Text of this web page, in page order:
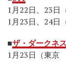
1月22日、23日
1月23日、24日
■ザ・ダークネ
1月23日（東京